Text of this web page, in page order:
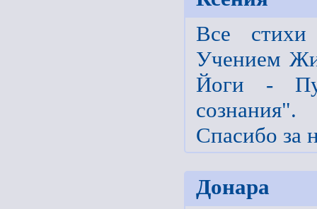
Все стихи
Учением
Йоги -
сознания".
Спасибо за
Донара